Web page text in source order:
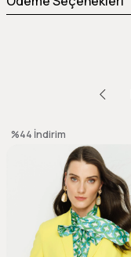
%44 İndirim